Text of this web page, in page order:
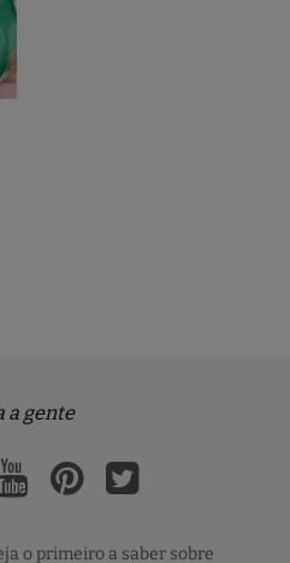
a gente
o primeiro a saber sobre